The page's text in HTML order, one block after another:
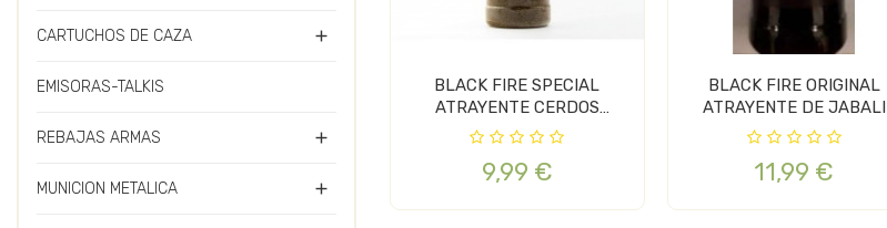
CARTUCHOS DE CAZA 
EMISORAS-TALKIS
REBAJAS ARMAS 
MUNICION METALICA 
BLACK FIRE SPECIAL
ATRAYENTE CERDOS
SALVAJES Y...
9,99 €
BLACK FIRE ORIGINAL
ATRAYENTE DE JABALI
11,99 €